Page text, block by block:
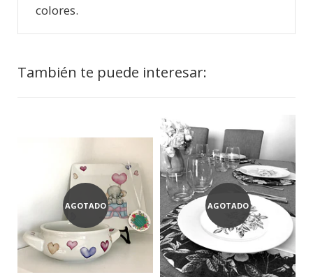
colores.
También te puede interesar:
AGOTADO AGOTADO